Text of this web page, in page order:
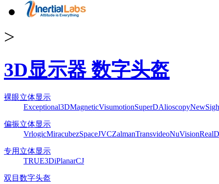
>
3D显示器 数字头盔
裸眼立体显示
Exceptional3DMagneticVisumotionSuperDAlioscopy
偏振立体显示
VrlogicMiracubezSpaceJVCZalmanTransvideoNuVisionRealD
专用立体显示
TRUE3DiPlanarCJ
双目数字头盔